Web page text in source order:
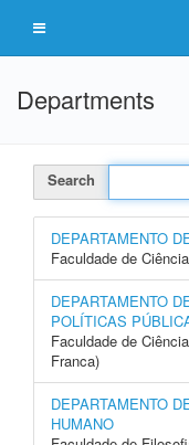
Departments
Search
DEPARTAMENTO
Faculdade de
DEPARTAMENTO
POLÍTICAS
Faculdade de
Franca)
DEPARTAMENTO
HUMANO